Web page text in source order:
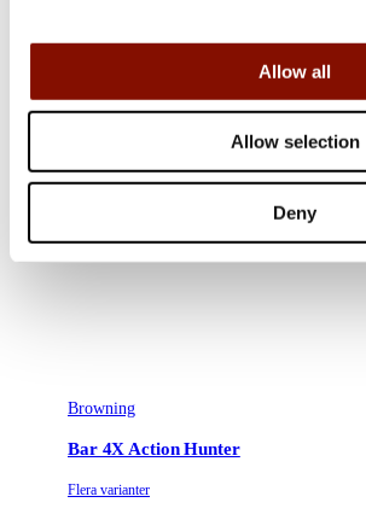
Allow all
Allow selection
Deny
Browning
Bar 4X Action Hunter
Flera varianter